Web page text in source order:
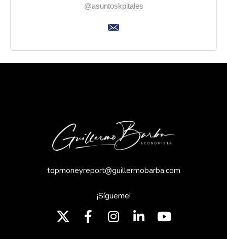
@asuntoskpitales
topmoneyreport@guillermobarba.com
¡Sígueme!